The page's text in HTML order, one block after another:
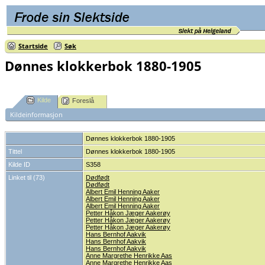
Startside Søk
Dønnes klokkerbok 1880-1905
Kilde Foreslå
Kildeinformasjon
Dønnes klokkerbok 1880-1905
Tittel
Dønnes klokkerbok 1880-1905
Kilde ID
S358
Linket til (73)
Dødfødt
Dødfødt
Albert Emil Henning Aaker
Albert Emil Henning Aaker
Albert Emil Henning Aaker
Petter Håkon Jæger Aakerøy
Petter Håkon Jæger Aakerøy
Petter Håkon Jæger Aakerøy
Hans Bernhof Aakvik
Hans Bernhof Aakvik
Hans Bernhof Aakvik
Anne Margrethe Henrikke Aas
Anne Margrethe Henrikke Aas